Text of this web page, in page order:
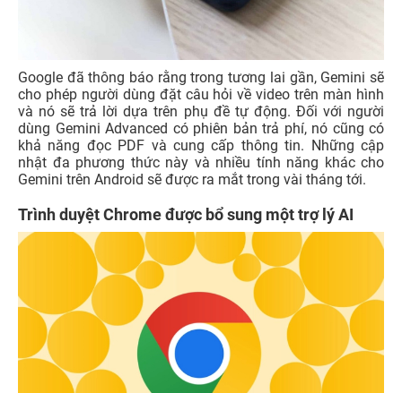
Google đã thông báo rằng trong tương lai gần, Gemini sẽ
cho phép người dùng đặt câu hỏi về video trên màn hình
và nó sẽ trả lời dựa trên phụ đề tự động. Đối với người
dùng Gemini Advanced có phiên bản trả phí, nó cũng có
khả năng đọc PDF và cung cấp thông tin. Những cập
nhật đa phương thức này và nhiều tính năng khác cho
Gemini trên Android sẽ được ra mắt trong vài tháng tới.
Trình duyệt Chrome được bổ sung một trợ lý AI